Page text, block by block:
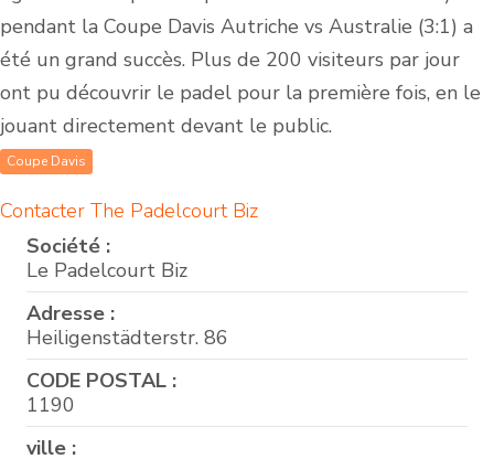
pendant la Coupe Davis Autriche vs Australie (3:1) a
été un grand succès. Plus de 200 visiteurs par jour
ont pu découvrir le padel pour la première fois, en le
jouant directement devant le public.
Coupe Davis
Contacter The Padelcourt Biz
Société :
Le Padelcourt Biz
Adresse :
Heiligenstädterstr. 86
CODE POSTAL :
1190
ville :